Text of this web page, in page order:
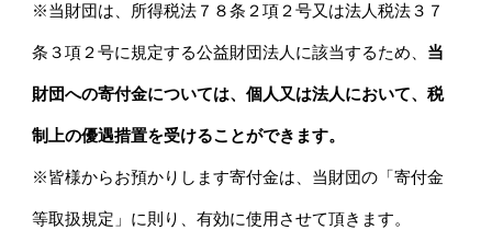
※当財団は、所得税法７８条２項２号又は法人税法３７
条３項２号に規定する公益財団法人に該当するため、 当
財団への寄付金については、個人又は法人において、税
制上の優遇措置を受けることができます。
※皆様からお預かりします寄付金は、当財団の「寄付金
等取扱規定」に則り、有効に使用させて頂きます。